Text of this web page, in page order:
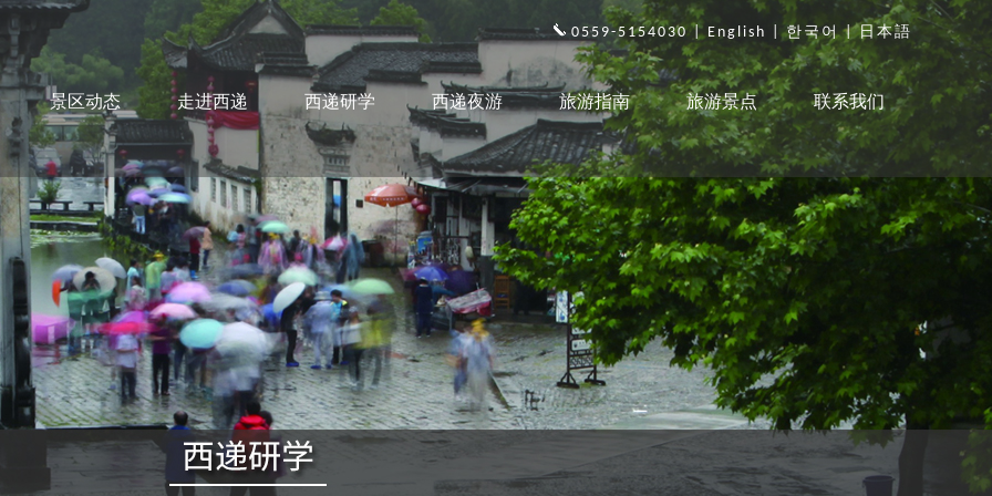
0559-5154030 | English |한국어|日本語
景区动态 走进西递 西递研学 西递夜游 旅游指南 旅游景点 联系我们